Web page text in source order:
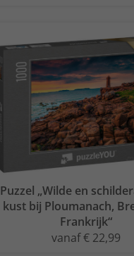
Puzzel „Wilde en
kust bij Ploumanach,
Frankrijk“
vanaf € 22,99